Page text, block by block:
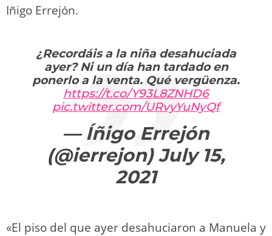
Iñigo Errejón.
¿Recordáis a la niña desahuciada
ayer? Ni un día han tardado en
ponerlo a la venta. Qué vergüenza.
https://t.co/Y93L8ZNHD6
pic.twitter.com/URvyYuNyQf
— Íñigo Errejón
(@ierrejon)July 15,
2021
«El piso del que ayer desahuciaron a Manuela y